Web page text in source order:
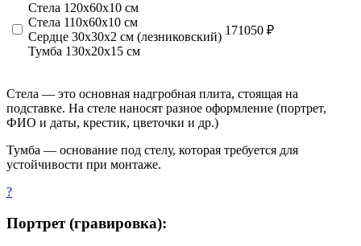
Стела 120х60х10 см
Стела 110х60х10 см
Сердце 30х30х2 см (лезниковский)
Тумба 130х20х15 см
171050 ₽
Стела — это основная надгробная плита, стоящая на
подставке. На стеле наносят разное оформление (портрет,
ФИО и даты, крестик, цветочки и др.)
Тумба — основание под стелу, которая требуется для
устойчивости при монтаже.
?
Портрет (гравировка):